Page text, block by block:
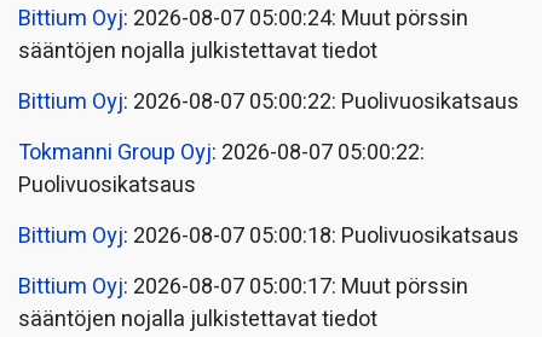
Bittium Oyj: 2026-08-07 05:00:24: Muut pörssin
sääntöjen nojalla julkistettavat tiedot
Bittium Oyj: 2026-08-07 05:00:22: Puolivuosikatsaus
Tokmanni Group Oyj: 2026-08-07 05:00:22:
Puolivuosikatsaus
Bittium Oyj: 2026-08-07 05:00:18: Puolivuosikatsaus
Bittium Oyj: 2026-08-07 05:00:17: Muut pörssin
sääntöjen nojalla julkistettavat tiedot